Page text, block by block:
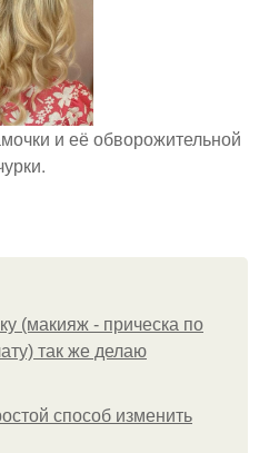
и её обворожительной
(макияж - прическа по
так же делаю
способ изменить